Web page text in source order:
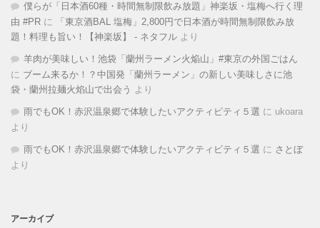
僕らが「日本酒60種・時間無制限飲み放題」神楽坂・塩梅へ行く理
由 #PR に
「東京酒BAL 塩梅」2,800円で日本酒が時間無制限飲み放
題！料理も旨い！【神楽坂】 - ネタフル より
羊肉が美味しい！池袋「蘭州ラーメン火焔山」#東京の外国ごはん
に ブーム来るか！？中国発「蘭州ラーメン」の新しい美味しさに池
袋・蘭州拉麺火焰山で出会う より
雨でもOK！赤沢温泉郷で体験したいアクティビティ５選 に ukoara
より
雨でもOK！赤沢温泉郷で体験したいアクティビティ５選 に さとぼ
より
アーカイブ